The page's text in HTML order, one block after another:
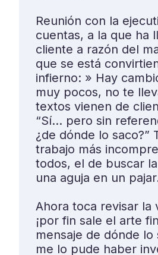
Reunión con la
cuentas, a la que ha
cliente a razón del
que se está
infierno: » Hay
muy pocos, no te
textos vienen de
“Sí… pero sin
¿de dónde lo saco?”
trabajo más
todos, el de buscar
una aguja en un
Ahora toca revisar la
¡por fin sale el arte
mensaje de dónde lo
me lo pude haber